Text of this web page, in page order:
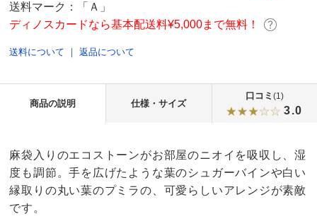
送料マーク：
「Ａ」
ディノスカードなら基本配送料¥5,000まで無料！
送料について ｜返品について
商品の説明 仕様・サイズ
口コミ (1)
3.0
麻袋入りのエコストーンがお部屋のニオイを吸収し、湿
度も調節。手を広げたような葉のシュガーバインや白い
縁取りの丸い葉のプミラの、可愛らしいアレンジが素敵
です。